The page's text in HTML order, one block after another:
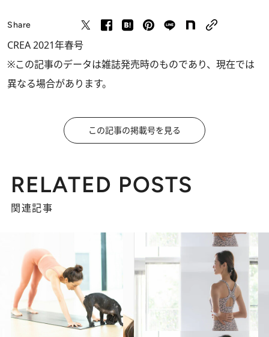
Share
CREA 2021年春号
※この記事のデータは雑誌発売時のものであり、現在では
異なる場合があります。
この記事の掲載号を見る
RELATED POSTS
関連記事